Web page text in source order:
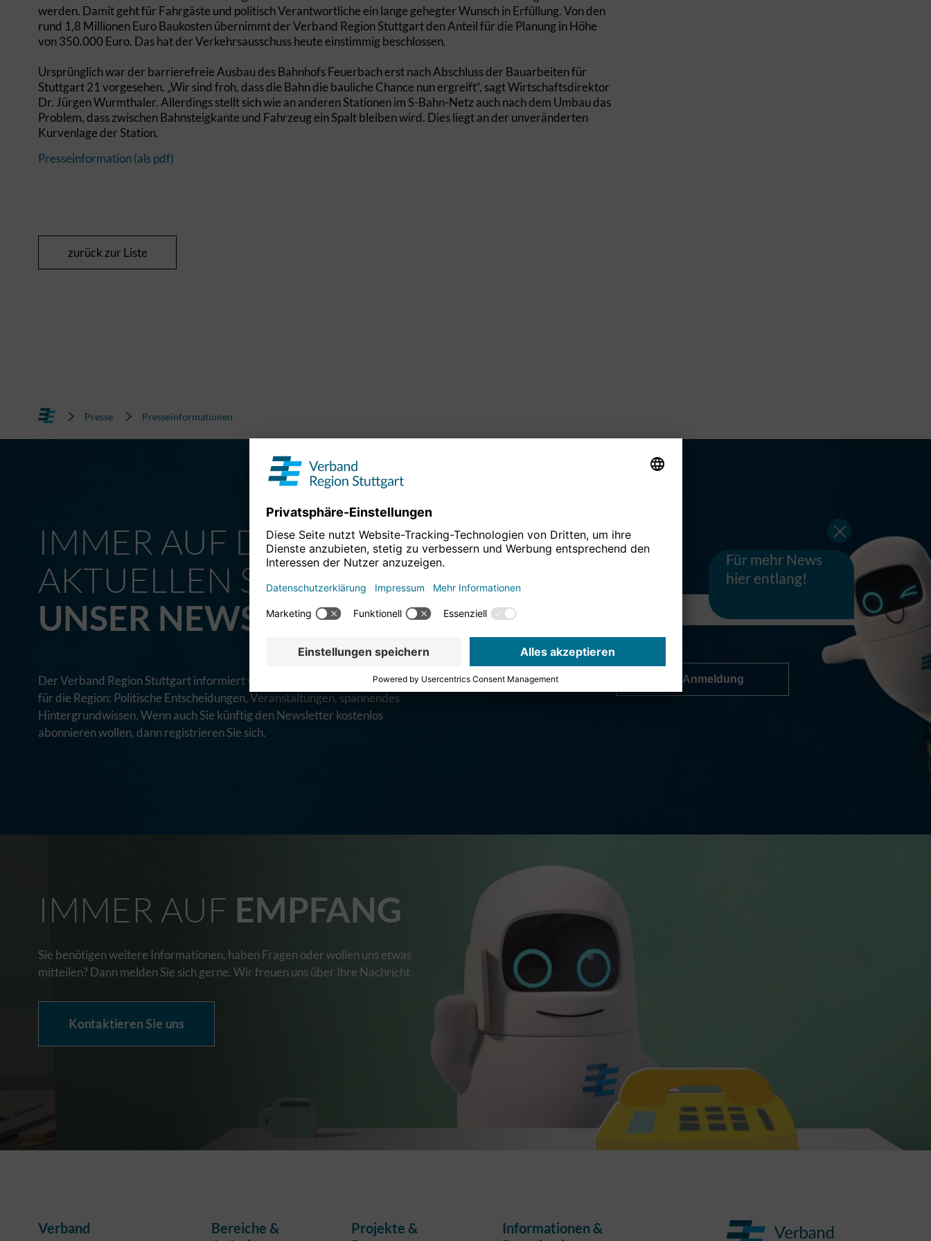
werden. Damit geht für Fahrgäste und politisch Verantwortliche ein lange gehegter Wunsch in Erfüllung. Von den
rund 1,8 Millionen Euro Baukosten übernimmt der Verband Region Stuttgart den Anteil für die Planung in Höhe
von 350.000 Euro. Das hat der Verkehrsausschuss heute einstimmig beschlossen.
Ursprünglich war der barrierefreie Ausbau des Bahnhofs Feuerbach erst nach Abschluss der Bauarbeiten für
Stuttgart 21 vorgesehen. „Wir sind froh, dass die Bahn die bauliche Chance nun ergreift“, sagt Wirtschaftsdirektor
Dr. Jürgen Wurmthaler. Allerdings stellt sich wie an anderen Stationen im S-Bahn-Netz auch nach dem Umbau das
Problem, dass zwischen Bahnsteigkante und Fahrzeug ein Spalt bleiben wird. Dies liegt an der unveränderten
Kurvenlage der Station.
Presseinformation (als pdf)
zurück zur Liste
Für mehr News
hier entlang!
Presse Presseinformationen
IMMER AUF DEM
AKTUELLEN STAND
UNSER NEWSLETTER
Der Verband Region Stuttgart informiert via Newsletter aus der Region
für die Region: Politische Entscheidungen, Veranstaltungen, spannendes
Hintergrundwissen. Wenn auch Sie künftig den Newsletter kostenlos
abonnieren wollen, dann registrieren Sie sich.
Zur Anmeldung
IMMER AUF EMPFANG
Sie benötigen weitere Informationen, haben Fragen oder wollen uns etwas
mitteilen? Dann melden Sie sich gerne. Wir freuen uns über Ihre Nachricht.
Kontaktieren Sie uns
Verband
Bereiche &
Projekte &
Informationen &